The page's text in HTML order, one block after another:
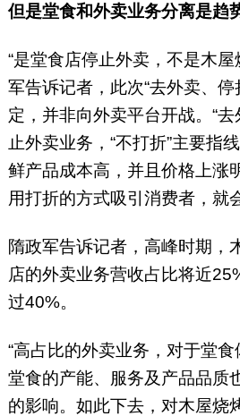
但是堂食和外卖业务分离是趋
“是堂食店停止外卖，不是木
军告诉记者，此次“去外卖、
定，并非向外卖平台开战。“
止外卖业务，“不打折”主要指
鲜产品成本高，并且价格上涨
用打折的方式吸引消费者，就
隋政军告诉记者，高峰时期，
店的外卖业务营收占比将近
过40%。
“高占比的外卖业务，对于堂食
堂食的产能、服务及产品品质
的影响。如此下去，对木屋烧